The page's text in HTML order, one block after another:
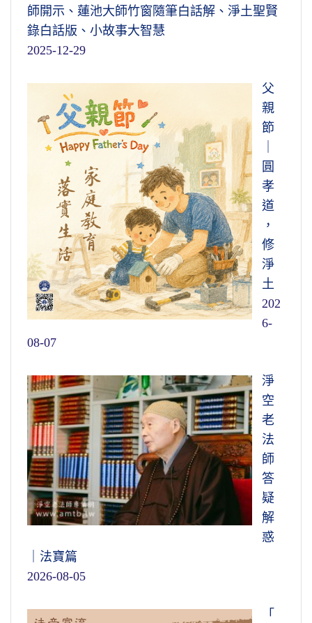
師開示、蓮池大師竹窗隨筆白話解、淨土聖賢
錄白話版、小故事大智慧
2025-12-29
父
親
節
圓
孝
道
，
修
淨
土
202
6-
08-07
淨
空
老
法
師
答
疑
解
惑
｜法寶篇
2026-08-05
「